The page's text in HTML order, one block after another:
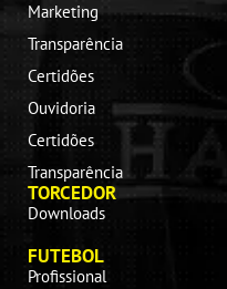
Marketing
Transparência
Certidões
Ouvidoria
Certidões
Transparência
TORCEDOR
Downloads
FUTEBOL
Profissional